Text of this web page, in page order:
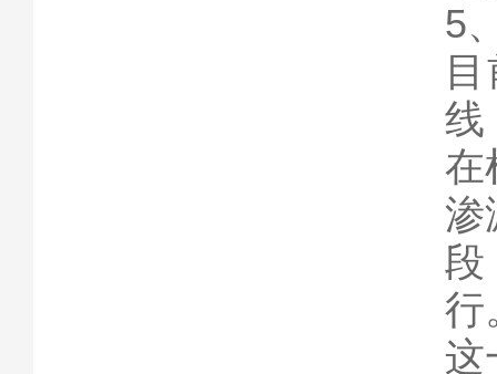
5
线
在
渗
行
这